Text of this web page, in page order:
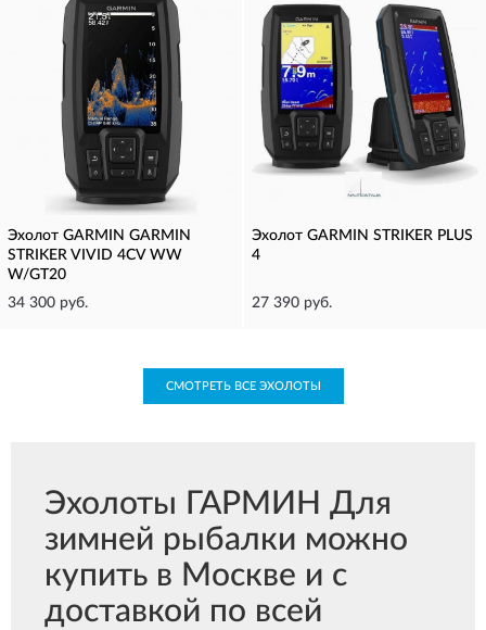
Эхолот GARMIN GARMIN
STRIKER VIVID 4CV WW
W/GT20
34 300 руб.
Эхолот GARMIN STRIKER PLUS
4
27 390 руб.
СМОТРЕТЬ ВСЕ ЭХОЛОТЫ
Эхолоты ГАРМИН Для
зимней рыбалки можно
купить в Москве и с
доставкой по всей